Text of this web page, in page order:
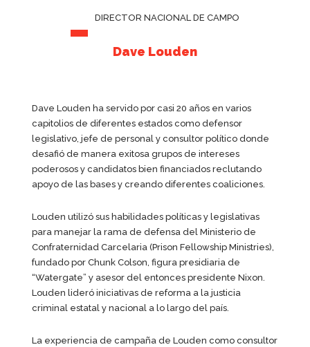
DIRECTOR NACIONAL DE CAMPO
Dave Louden
Dave Louden ha servido por casi 20 años en varios
capitolios de diferentes estados como defensor
legislativo, jefe de personal y consultor político donde
desafió de manera exitosa grupos de intereses
poderosos y candidatos bien financiados reclutando
apoyo de las bases y creando diferentes coaliciones.
Louden utilizó sus habilidades políticas y legislativas
para manejar la rama de defensa del Ministerio de
Confraternidad Carcelaria (Prison Fellowship Ministries),
fundado por Chunk Colson, figura presidiaria de
“Watergate” y asesor del entonces presidente Nixon.
Louden lideró iniciativas de reforma a la justicia
criminal estatal y nacional a lo largo del país.
La experiencia de campaña de Louden como consultor